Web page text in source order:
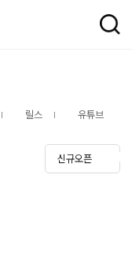
릴스
유튜브
신규오픈